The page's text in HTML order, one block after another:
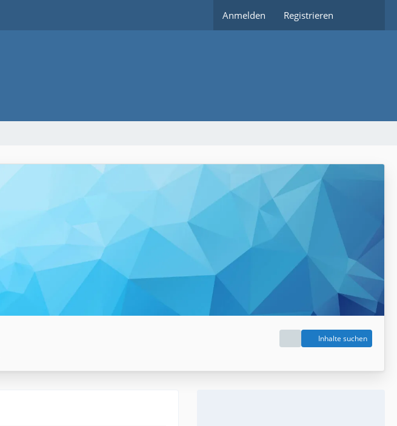
Anmelden Registrieren
Inhalte suchen